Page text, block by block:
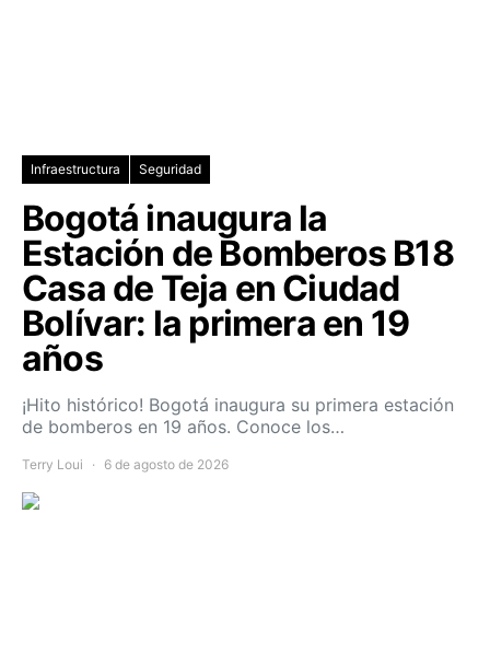
Infraestructura Seguridad
Bogotá inaugura la
Estación de Bomberos B18
Casa de Teja en Ciudad
Bolívar: la primera en 19
años
¡Hito histórico! Bogotá inaugura su primera estación
de bomberos en 19 años. Conoce los…
Terry Loui 6 de agosto de 2026